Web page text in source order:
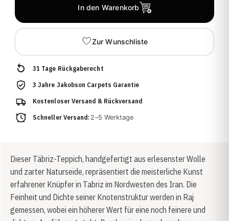
In den Warenkorb
Zur Wunschliste
31 Tage Rückgaberecht
3 Jahre Jakobson Carpets Garantie
Kostenloser Versand & Rückversand
Schneller Versand: 2–5 Werktage
Dieser Täbriz-Teppich, handgefertigt aus erlesenster Wolle
und zarter Naturseide, repräsentiert die meisterliche Kunst
erfahrener Knüpfer in Tabriz im Nordwesten des Iran. Die
Feinheit und Dichte seiner Knotenstruktur werden in Raj
gemessen, wobei ein höherer Wert für eine noch feinere und